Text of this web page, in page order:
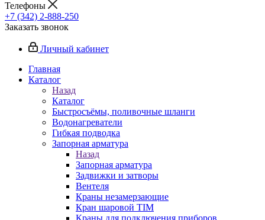
Телефоны
+7 (342) 2-888-250
Заказать звонок
Личный кабинет
Главная
Каталог
Назад
Каталог
Быстросъёмы, поливочные шланги
Водонагреватели
Гибкая подводка
Запорная арматура
Назад
Запорная арматура
Задвижки и затворы
Вентеля
Краны незамерзающие
Кран шаровой TIM
Краны для подключения приборов